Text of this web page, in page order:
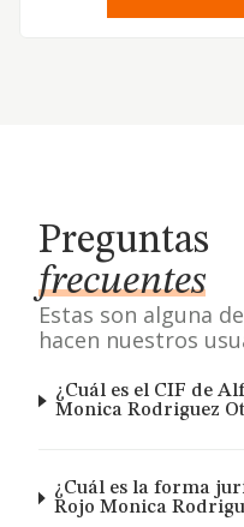
Preguntas
frecuentes
Estas son alguna
hacen nuestros
¿Cuál es el CIF de
Monica Rodriguez
¿Cuál es la forma
Rojo Monica